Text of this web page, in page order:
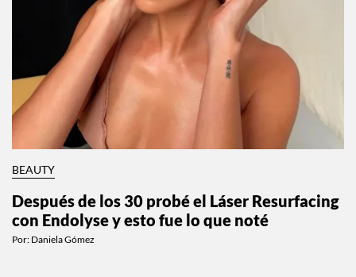
BEAUTY
Después de los 30 probé el Láser Resurfacing
con Endolyse y esto fue lo que noté
Por: Daniela Gómez